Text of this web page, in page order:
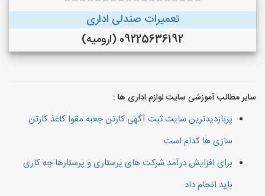
تعمیرات صندلی اداری
09225636192 (ارومیه)
سایر مطالب آموزشی سایت لوازم اداری ها :
پربازدیدترین سایت ثبت آگهی کارتن جعبه مقوا کاغذ کارتن
سازی ها کدام است
برای افزایش درآمد شرکت های پرستاری و پرستارها چه کاری
باید انجام داد